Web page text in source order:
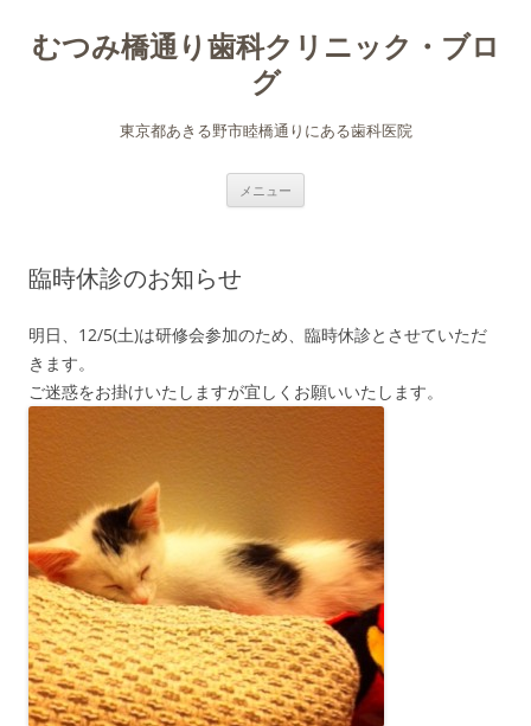
むつみ橋通り歯科クリニック・ブロ
グ
東京都あきる野市睦橋通りにある歯科医院
メニュー
プ
臨時休診のお知らせ
明日、12/5(土)は研修会参加のため、臨時休診とさせていただ
きます。
ご迷惑をお掛けいたしますが宜しくお願いいたします。